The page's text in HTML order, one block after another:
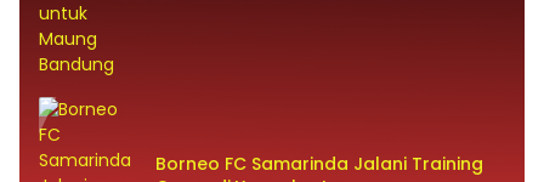
Borneo FC Samarinda Jalani Training